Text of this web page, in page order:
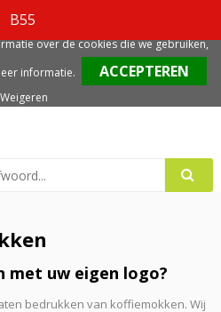
B55
0
met uw eigen logo?
bedrukken van koffiemokken. Wij
gebruikerservaring, adviseren we deze
over de cookies die we gebruiken,
informatie.
Weigeren